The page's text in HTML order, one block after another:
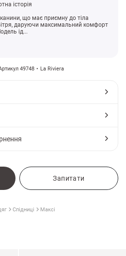
історія
що має приємну до тіла
даруючи максимальний комфорт
ід...
49748 La Riviera
Запитати
Спідниці Максі